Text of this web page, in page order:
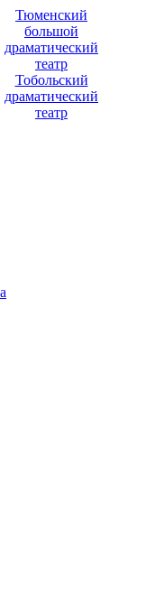
Тюменский
большой
драматический
театр
Тобольский
драматический
театр